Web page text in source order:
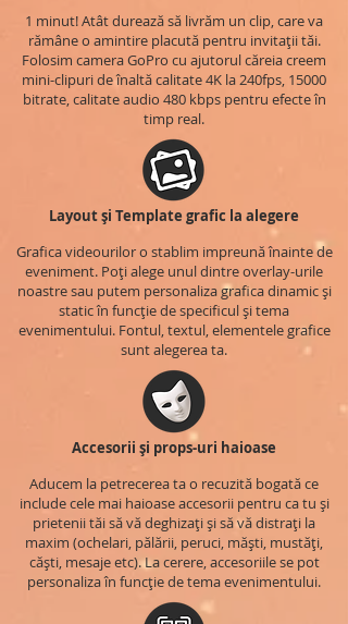
1 minut! Atât durează să livrăm un clip, care va
rămâne o amintire placută pentru invitații tăi.
Folosim camera GoPro cu ajutorul căreia creem
mini-clipuri de înaltă calitate 4K la 240fps, 15000
bitrate, calitate audio 480 kbps pentru efecte în
timp real.
Layout și Template grafic la alegere
Grafica videourilor o stablim impreună înainte de
eveniment. Poți alege unul dintre overlay-urile
noastre sau putem personaliza grafica dinamic și
static în funcție de specificul și tema
evenimentului. Fontul, textul, elementele grafice
sunt alegerea ta.
Accesorii și props-uri haioase
Aducem la petrecerea ta o recuzită bogată ce
include cele mai haioase accesorii pentru ca tu și
prietenii tăi să vă deghizați și să vă distrați la
maxim (ochelari, pălării, peruci, măști, mustăți,
căști, mesaje etc). La cerere, accesoriile se pot
personaliza în funcție de tema evenimentului.